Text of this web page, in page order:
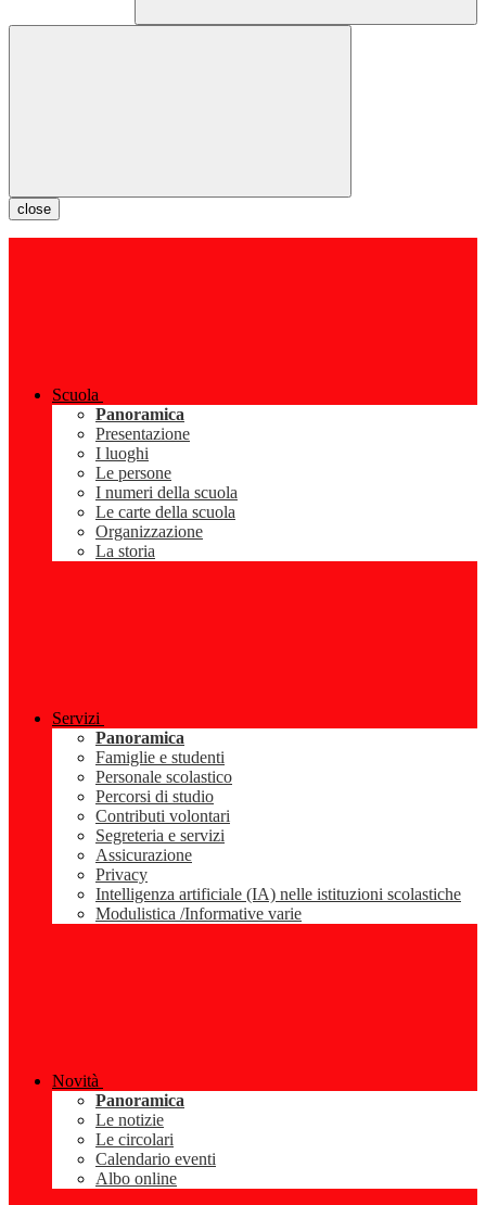
close
Scuola
Panoramica
Presentazione
I luoghi
Le persone
I numeri della scuola
Le carte della scuola
Organizzazione
La storia
Servizi
Panoramica
Famiglie e studenti
Personale scolastico
Percorsi di studio
Contributi volontari
Segreteria e servizi
Assicurazione
Privacy
Intelligenza artificiale (IA) nelle istituzioni scolastiche
Modulistica /Informative varie
Novità
Panoramica
Le notizie
Le circolari
Calendario eventi
Albo online